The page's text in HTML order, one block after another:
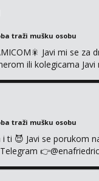
traži mušku osobu
Javi mi se za
ili kolegicama
traži mušku osobu
ti 😈 Javi se porukom